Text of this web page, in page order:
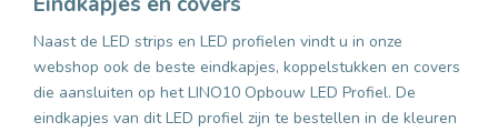
Naast de LED strips en LED profielen vindt u in onze
webshop ook de beste eindkapjes, koppelstukken en covers
die aansluiten op het LINO10 Opbouw LED Profiel. De
eindkapjes van dit LED profiel zijn te bestellen in de kleuren